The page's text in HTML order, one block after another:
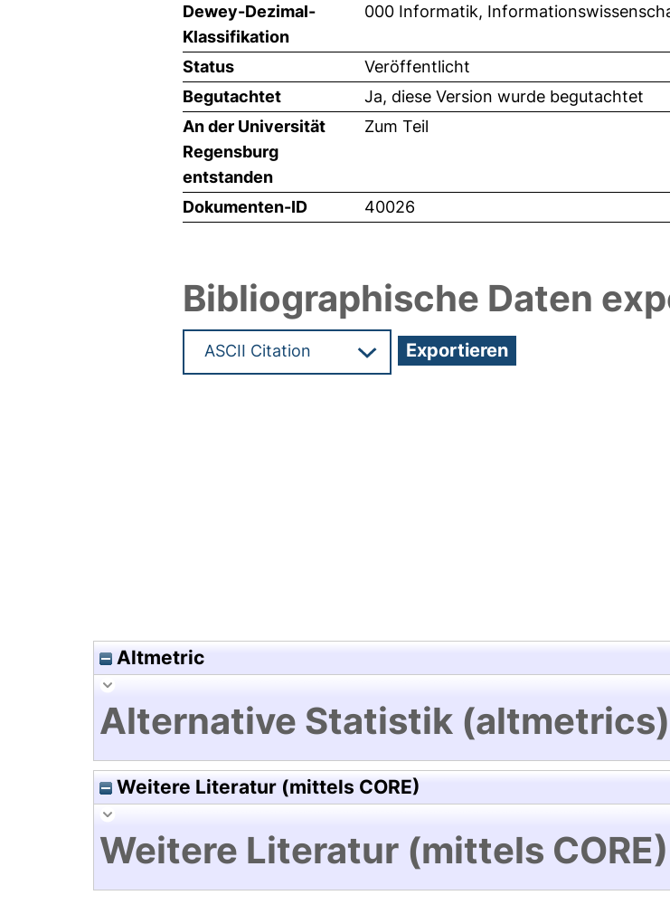
Dewey-Dezimal-
Klassifikation
000 Informatik,
Status
Veröffentlicht
Begutachtet
Ja, diese Version wurde begutachtet
An der Universität
Regensburg
entstanden
Zum Teil
Dokumenten-ID 40026
Bibliographische Daten
Altmetric
Alternative Statistik (altmetrics)
Weitere Literatur (mittels CORE)
Weitere Literatur (mittels CORE)